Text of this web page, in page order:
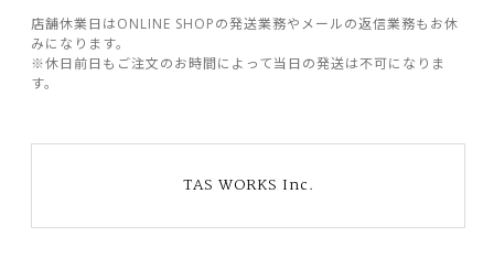
店舗休業日はONLINE SHOPの発送業務やメールの返信業務もお休
みになります。
※休日前日もご注文のお時間によって当日の発送は不可になりま
す。
TAS WORKS Inc.